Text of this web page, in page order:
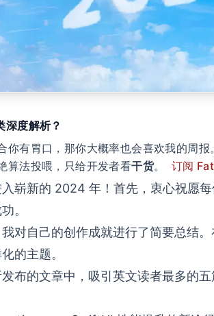
深度解析？
你有胃口，那你大概率也会喜欢我的周报
算法投喂，只给开发者看干货。 订阅
崭新的 2024 年！首先，衷心祝愿
。
对自己的创作成就进行了简要总结
的主题。
布的文章中，吸引英文读者最多的